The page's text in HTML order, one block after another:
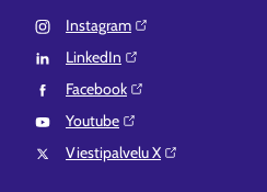
Instagram⁠
LinkedIn⁠
Facebook⁠
Youtube⁠
Viestipalvelu X⁠